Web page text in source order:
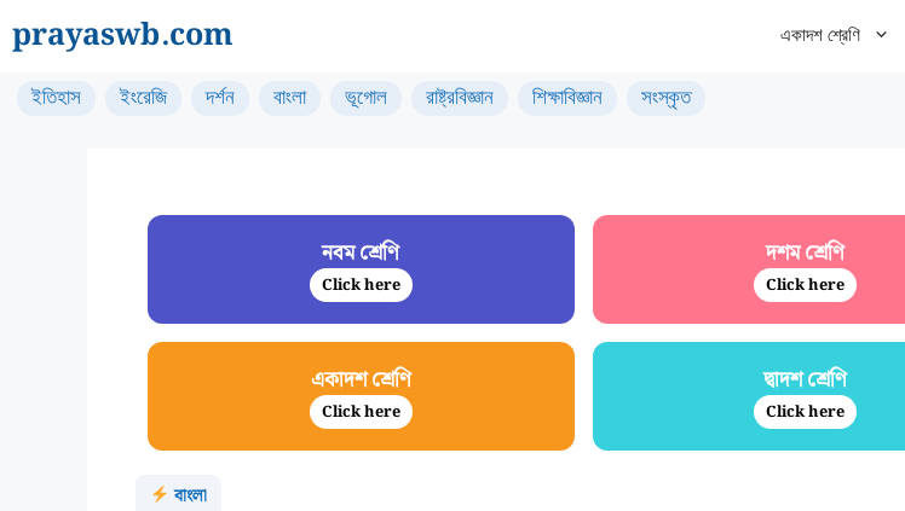
to
content
prayaswb.com একাদশ শ্রেণি
ইতিহাস ইংরেজি দর্শন বাংলা ভূগোল রাষ্ট্রবিজ্ঞান শিক্ষাবিজ্ঞান সংস্কৃত
নবম শ্রেণি
Click here
দশম শ্রেণি
Click here
একাদশ শ্রেণি
Click here
দ্বাদশ শ্রেণি
Click here
বাংলা